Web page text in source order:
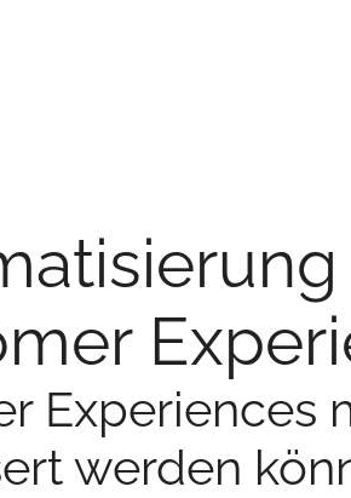
Experiences
werden